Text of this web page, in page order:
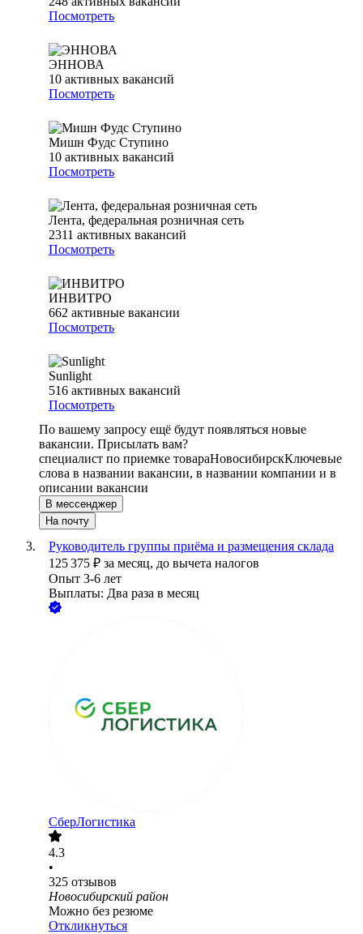
Посмотреть
ЭННОВА
10 активных вакансий
Посмотреть
Мишн Фудс Ступино
10 активных вакансий
Посмотреть
Лента, федеральная розничная сеть
2311 активных вакансий
Посмотреть
ИНВИТРО
662 активные вакансии
Посмотреть
Sunlight
516 активных вакансий
Посмотреть
По вашему запросу ещё будут появляться новые
вакансии. Присылать вам?
специалист по приемке товараНовосибирскКлючевые
слова в названии вакансии, в названии компании и в
описании вакансии
В мессенджер
На почту
Руководитель группы приёма и размещения склада
125 375 ₽ за месяц, до вычета налогов
Опыт 3-6 лет
Выплаты: Два раза в месяц
СберЛогистика
4.3
•
325 отзывов
Новосибирский район
Можно без резюме
Откликнуться